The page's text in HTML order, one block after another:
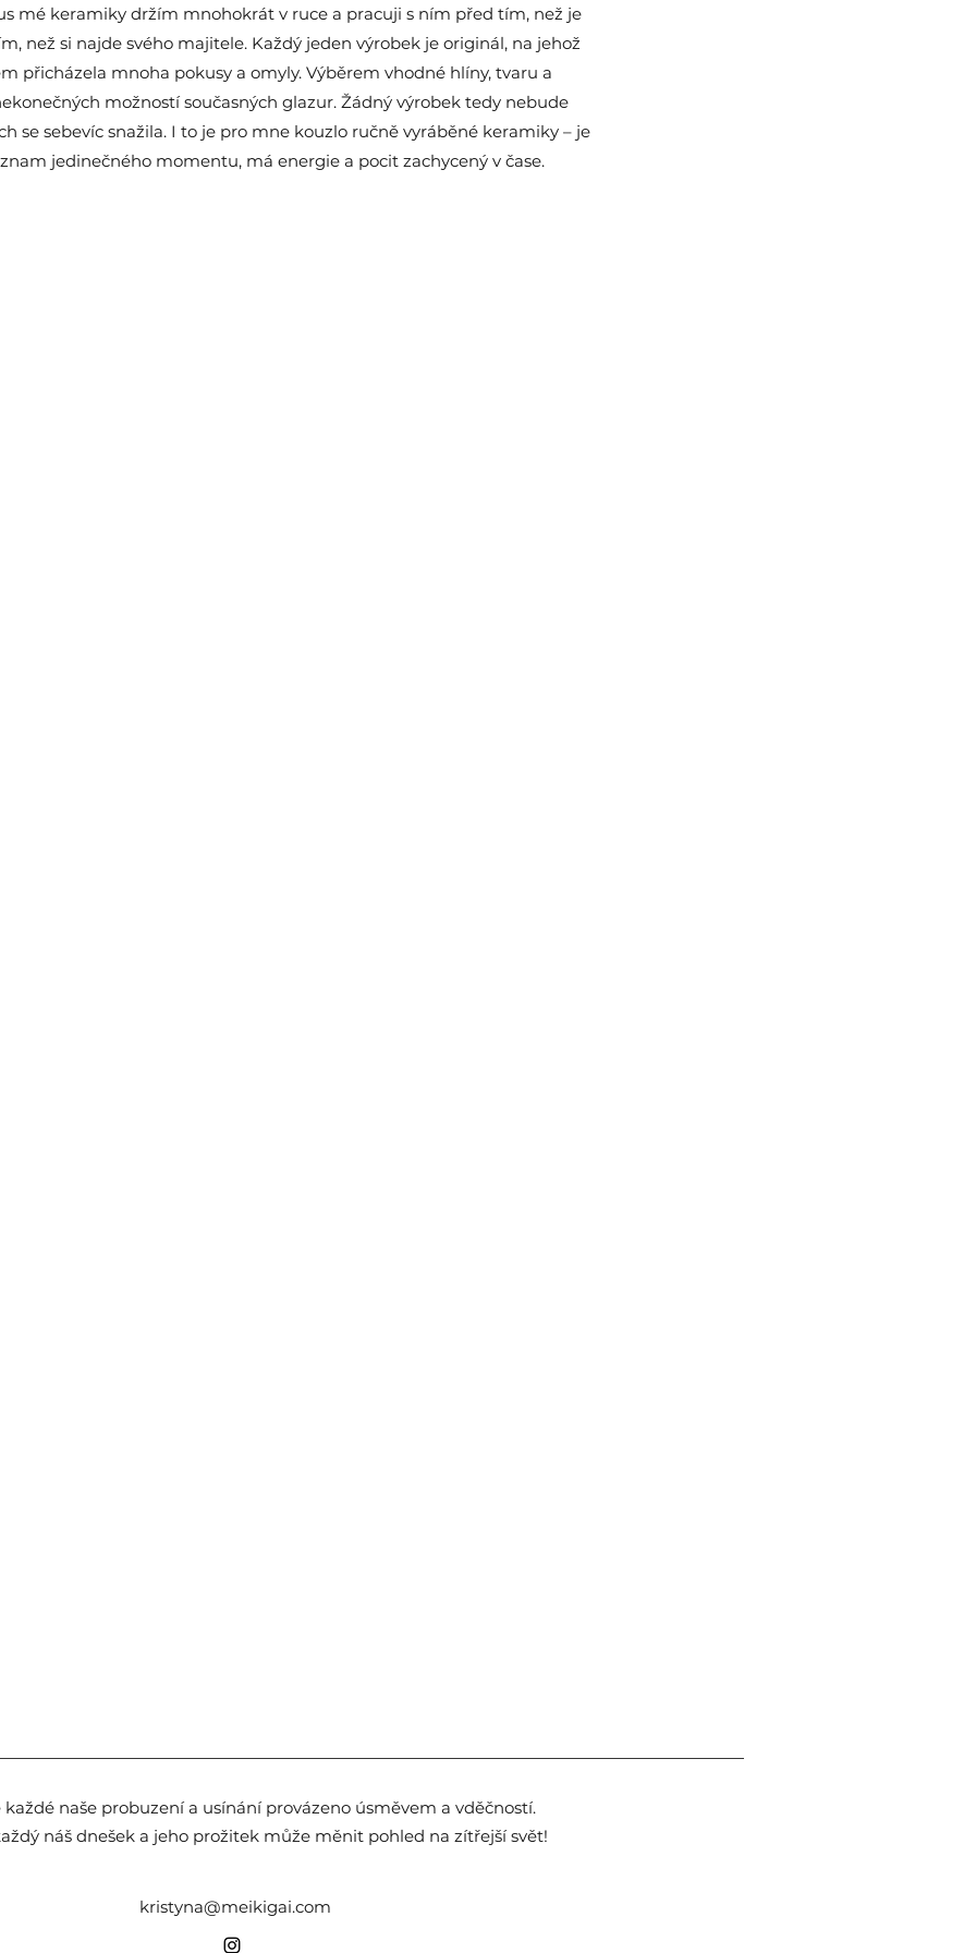
mé keramiky držím mnohokrát v ruce a pracuji s ním před tím, než je
než si najde svého majitele. Každý jeden výrobek je originál, na jehož
přicházela mnoha pokusy a omyly. Výběrem vhodné hlíny, tvaru a
možností současných glazur. Žádný výrobek tedy nebude
se sebevíc snažila. I to je pro mne kouzlo ručně vyráběné keramiky – je
jedinečného momentu, má energie a pocit zachycený v čase.
každé naše probuzení a usínání provázeno úsměvem a vděčností.
náš dnešek a jeho prožitek může měnit pohled na zítřejší svět!
kristyna@meikigai.com